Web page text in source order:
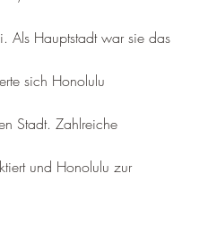
Als Hauptstadt war sie das
sich Honolulu
Stadt. Zahlreiche
und Honolulu zur